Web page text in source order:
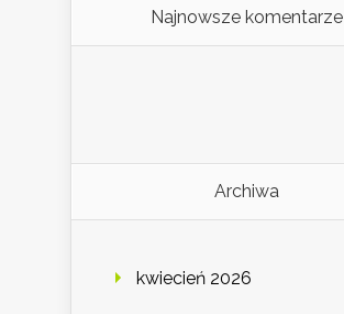
Najnowsze komentarze
Archiwa
kwiecień 2026